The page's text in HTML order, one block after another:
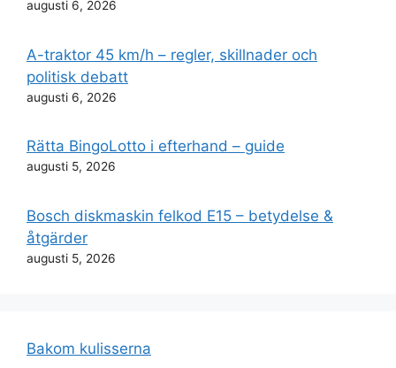
augusti 6, 2026
A-traktor 45 km/h – regler, skillnader och
politisk debatt
augusti 6, 2026
Rätta BingoLotto i efterhand – guide
augusti 5, 2026
Bosch diskmaskin felkod E15 – betydelse &
åtgärder
augusti 5, 2026
Bakom kulisserna